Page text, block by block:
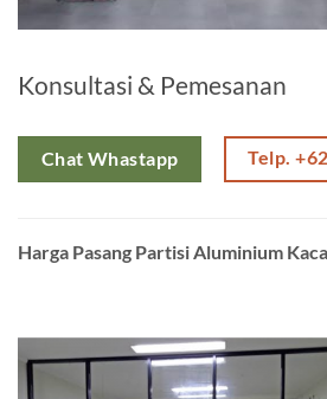
Konsultasi & Pemesanan
Chat Whastapp Telp.
Harga Pasang Partisi Aluminium